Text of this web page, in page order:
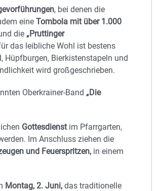
, bei denen die
eine Tombola mit über 1.000
die „Pruttinger
das leibliche Wohl ist bestens
, Hüpfburgen, Bierkistenstapeln und
wird großgeschrieben.
Oberkrainer-Band „Die
Gottesdienstim Pfarrgarten,
Im Anschluss ziehen die
und Feuerspritzen, in einem
Montag, 2. Juni, das traditionelle